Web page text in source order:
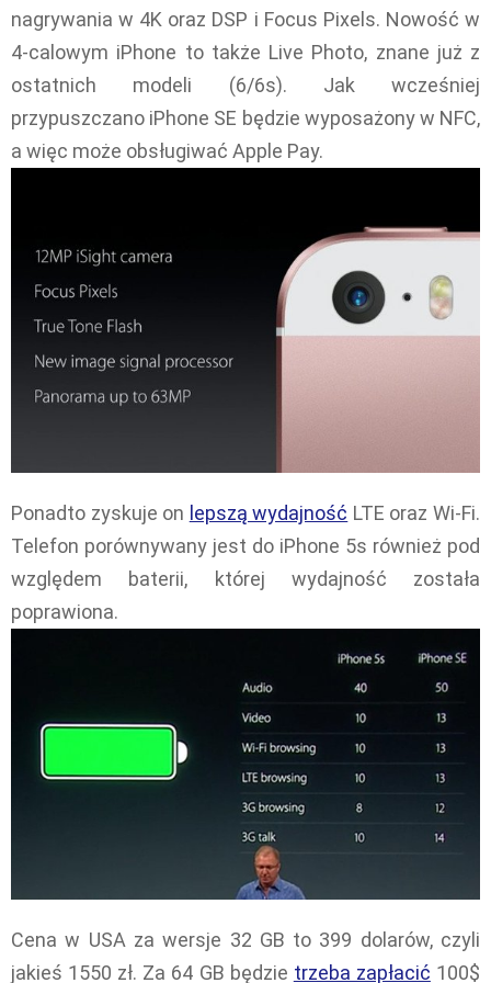
nagrywania w 4K oraz DSP i Focus Pixels. Nowość w
4-calowym iPhone to także Live Photo, znane już z
ostatnich modeli (6/6s). Jak wcześniej
przypuszczano iPhone SE będzie wyposażony w NFC,
a więc może obsługiwać Apple Pay.
Ponadto zyskuje on lepszą wydajność LTE oraz Wi-Fi.
Telefon porównywany jest do iPhone 5s również pod
względem baterii, której wydajność została
poprawiona.
Cena w USA za wersje 32 GB to 399 dolarów, czyli
jakieś 1550 zł. Za 64 GB będzie trzeba zapłacić 100$